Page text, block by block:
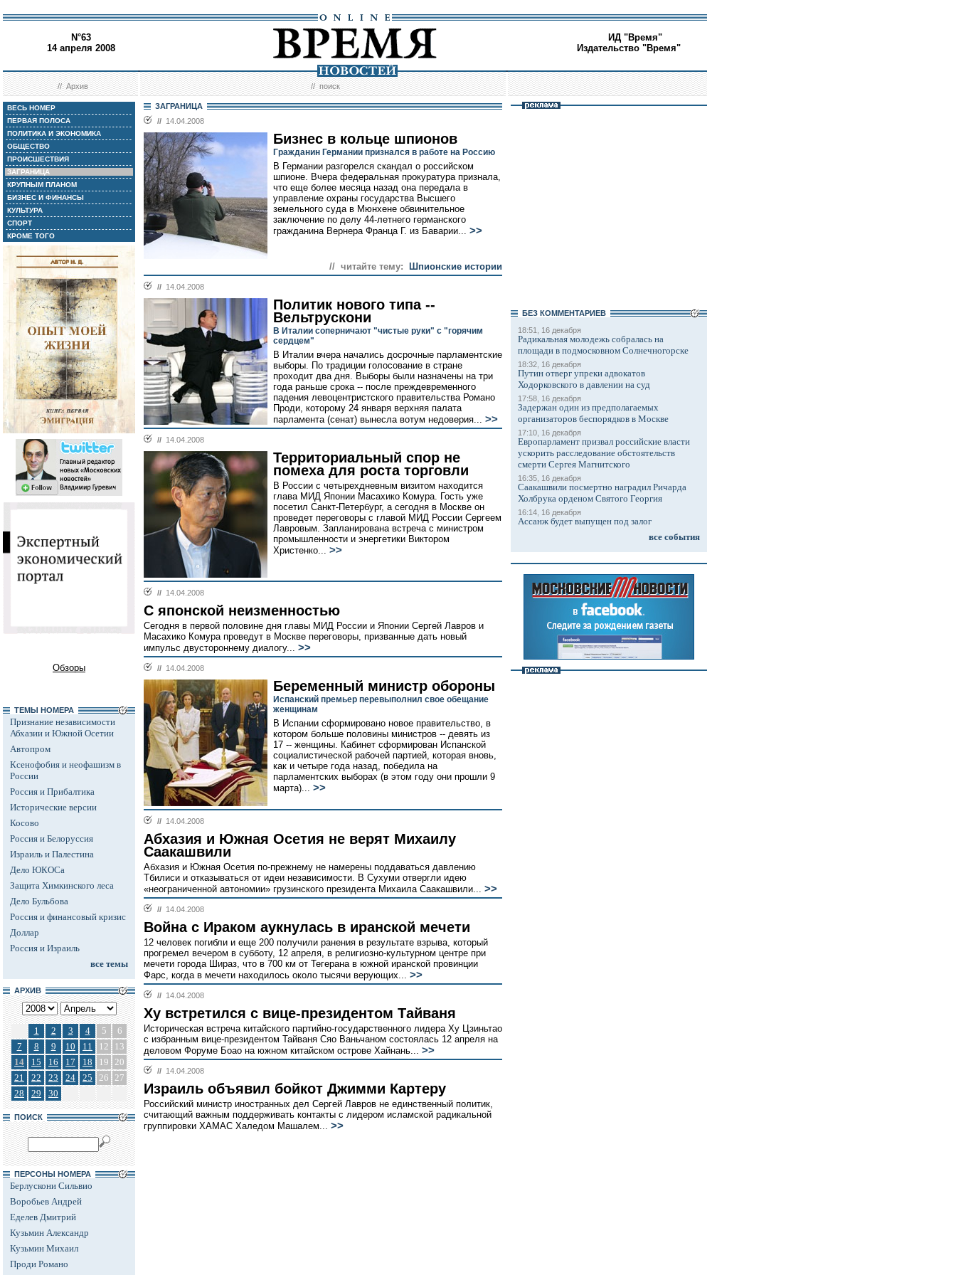
N°63
14 апреля 2008
ИД "Время"
Издательство "Время"
//Архив //поиск
ВЕСЬ НОМЕР
ПЕРВАЯ ПОЛОСА
ПОЛИТИКА И ЭКОНОМИКА
ОБЩЕСТВО
ПРОИСШЕСТВИЯ
ЗАГРАНИЦА
КРУПНЫМ ПЛАНОМ
БИЗНЕС И ФИНАНСЫ
КУЛЬТУРА
СПОРТ
КРОМЕ ТОГО
Обзоры
ТЕМЫ НОМЕРА
Признание независимости
Абхазии и Южной Осетии
Автопром
Ксенофобия и неофашизм в
России
Россия и Прибалтика
Исторические версии
Косово
Россия и Белоруссия
Израиль и Палестина
Дело ЮКОСа
Защита Химкинского леса
Дело Бульбова
Россия и финансовый кризис
Доллар
Россия и Израиль
все темы
АРХИВ
1 2 3 4 5
6
7
8 9 10 11 12
13
14
15 16 17 18 19 20
21
22 23 24 25 26 27
28
29 30
ПОИСК
ПЕРСОНЫ НОМЕРА
Берлускони Сильвио
Воробьев Андрей
Еделев Дмитрий
Кузьмин Александр
Кузьмин Михаил
Проди Романо
ЗАГРАНИЦА
// 14.04.2008
Бизнес в кольце шпионов
Гражданин Германии признался в работе на Россию
В Германии разгорелся скандал о российском
шпионе. Вчера федеральная прокуратура признала,
что еще более месяца назад она передала в
управление охраны государства Высшего
земельного суда в Мюнхене обвинительное
заключение по делу 44-летнего германского
гражданина Вернера Франца Г. из Баварии... >>
// читайте тему: Шпионские истории
// 14.04.2008
Политик нового типа --
Вельтрускони
В Италии соперничают "чистые руки" с "горячим
сердцем"
В Италии вчера начались досрочные парламентские
выборы. По традиции голосование в стране
проходит два дня. Выборы были назначены на три
года раньше срока -- после преждевременного
падения левоцентристского правительства Романо
Проди, которому 24 января верхняя палата
парламента (сенат) вынесла вотум недоверия... >>
// 14.04.2008
Территориальный спор не
помеха для роста торговли
В России с четырехдневным визитом находится
глава МИД Японии Масахико Комура. Гость уже
посетил Санкт-Петербург, а сегодня в Москве он
проведет переговоры с главой МИД России Сергеем
Лавровым. Запланирована встреча с министром
промышленности и энергетики Виктором
Христенко... >>
// 14.04.2008
С японской неизменностью
Сегодня в первой половине дня главы МИД России и Японии Сергей Лавров и
Масахико Комура проведут в Москве переговоры, призванные дать новый
импульс двустороннему диалогу... >>
// 14.04.2008
Беременный министр обороны
Испанский премьер перевыполнил свое обещание
женщинам
В Испании сформировано новое правительство, в
котором больше половины министров -- девять из
17 -- женщины. Кабинет сформирован Испанской
социалистической рабочей партией, которая вновь,
как и четыре года назад, победила на
парламентских выборах (в этом году они прошли 9
марта)... >>
// 14.04.2008
Абхазия и Южная Осетия не верят Михаилу
Саакашвили
Абхазия и Южная Осетия по-прежнему не намерены поддаваться давлению
Тбилиси и отказываться от идеи независимости. В Сухуми отвергли идею
«неограниченной автономии» грузинского президента Михаила Саакашвили... >>
// 14.04.2008
Война с Ираком аукнулась в иранской мечети
12 человек погибли и еще 200 получили ранения в результате взрыва, который
прогремел вечером в субботу, 12 апреля, в религиозно-культурном центре при
мечети города Шираз, что в 700 км от Тегерана в южной иранской провинции
Фарс, когда в мечети находилось около тысячи верующих... >>
// 14.04.2008
Ху встретился с вице-президентом Тайваня
Историческая встреча китайского партийно-государственного лидера Ху Цзиньтао
с избранным вице-президентом Тайваня Сяо Ваньчаном состоялась 12 апреля на
деловом Форуме Боао на южном китайском острове Хайнань... >>
// 14.04.2008
Израиль объявил бойкот Джимми Картеру
Российский министр иностранных дел Сергей Лавров не единственный политик,
считающий важным поддерживать контакты с лидером исламской радикальной
группировки ХАМАС Халедом Машалем... >>
БЕЗ КОМMЕНТАРИЕВ
18:51, 16 декабря
Радикальная молодежь собралась на
площади в подмосковном Солнечногорске
18:32, 16 декабря
Путин отверг упреки адвокатов
Ходорковского в давлении на суд
17:58, 16 декабря
Задержан один из предполагаемых
организаторов беспорядков в Москве
17:10, 16 декабря
Европарламент призвал российские власти
ускорить расследование обстоятельств
смерти Сергея Магнитского
16:35, 16 декабря
Саакашвили посмертно наградил Ричарда
Холбрука орденом Святого Георгия
16:14, 16 декабря
Ассанж будет выпущен под залог
все события